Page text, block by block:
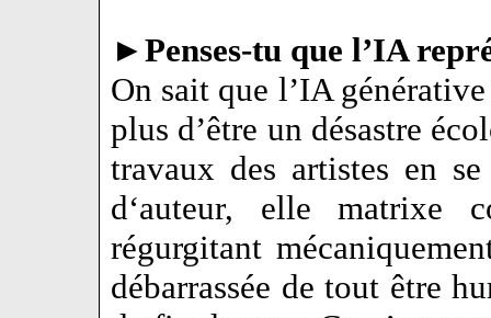
►Penses-tu que l’IA
On sait que l’IA
plus d’être un désastre
travaux des artistes en
d‘auteur, elle matrixe
régurgitant
débarrassée de tout être